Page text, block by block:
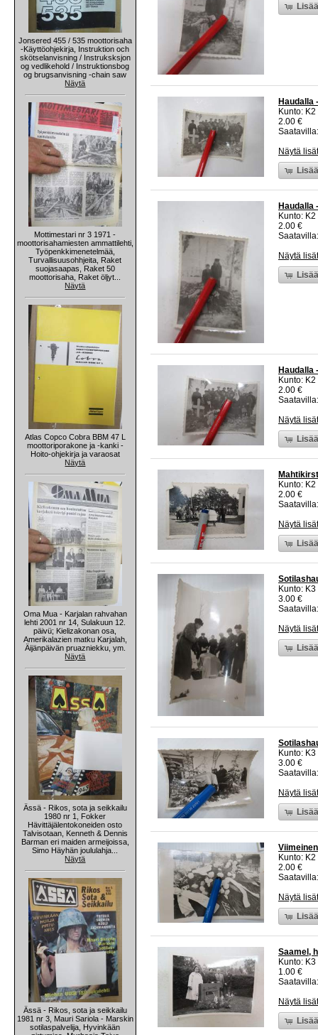
Jonsered 455 / 535 moottorisaha
-Käyttöohjekirja, Instruktion och
skötselanvisning / Instruksksjon
og vedlikehold / Instruktionsbog
og brugsanvisning -chain saw
Näytä
Mottimestari nr 3 1971 -
moottorisahamiesten ammattilehti,
Työpenkkimenetelmää,
Turvallisuusohhjeita, Raket
suojasaapas, Raket 50
moottorisaha, Raket öljyt...
Näytä
Atlas Copco Cobra BBM 47 L
moottoriporakone ja -kanki -
Hoito-ohjekirja ja varaosat
Näytä
Oma Mua - Karjalan rahvahan
lehti 2001 nr 14, Sulakuun 12.
päivü; Kielizakonan osa,
Amerikalazien matku Karjalah,
Äijänpäivän pruazniekku, ym.
Näytä
Ässä - Rikos, sota ja seikkailu
1980 nr 1, Fokker
Hävittäjälentokoneiden osto
Talvisotaan, Kenneth & Dennis
Barman eri maiden armeijoissa,
Simo Häyhän joululahja...
Näytä
Ässä - Rikos, sota ja seikkailu
1981 nr 3, Mauri Sariola - Marskin
sotilaspalvelija, Hyvinkään
Haudalla
Kunto:
2.00 €
Näytä
Haudalla
Kunto:
2.00 €
Näytä
Haudalla
Kunto:
2.00 €
Näytä
Kunto:
2.00 €
Näytä
Kunto:
3.00 €
Näytä
Kunto:
3.00 €
Näytä
Kunto:
2.00 €
Näytä
Saamel,
Kunto:
1.00 €
Näytä